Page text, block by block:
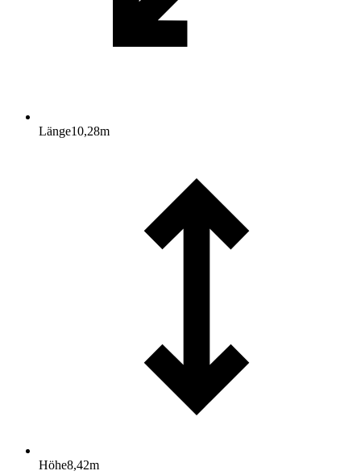
Länge10,28m
Höhe8,42m